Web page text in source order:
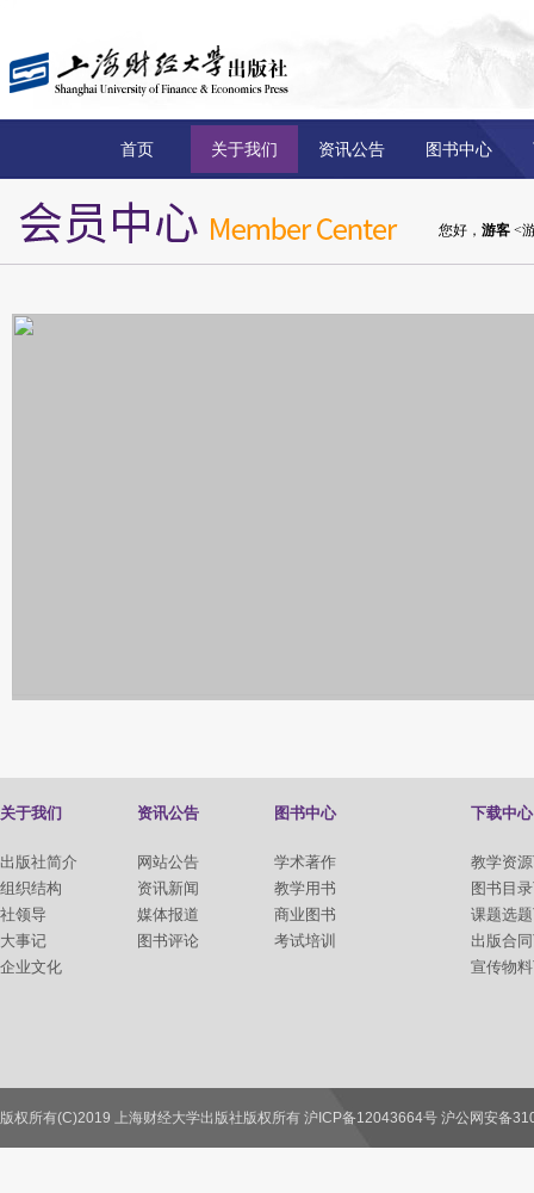
首页 关于我们 资讯公告 图书中心
您好， 游客 <
关于我们
出版社简介
组织结构
社领导
大事记
企业文化
资讯公告
网站公告
资讯新闻
媒体报道
图书评论
图书中心
学术著作
教学用书
商业图书
考试培训
下载中心
教学资
图书目
课题选
出版合
宣传物
版权所有(C)2019 上海财经大学出版社版权所有 沪ICP备12043664号 沪公网安备